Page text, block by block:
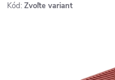
Kód: Zvoľte variant